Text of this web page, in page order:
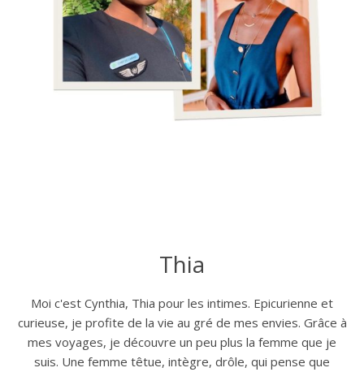
Thia
Moi c'est Cynthia, Thia pour les intimes. Epicurienne et
curieuse, je profite de la vie au gré de mes envies. Grâce à
mes voyages, je découvre un peu plus la femme que je
suis. Une femme têtue, intègre, drôle, qui pense que